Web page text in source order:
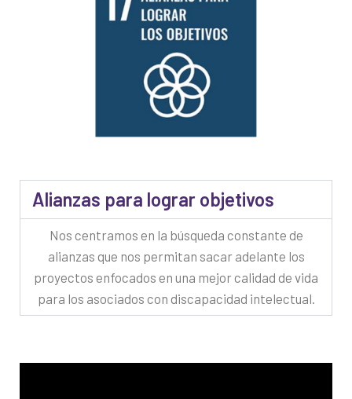
Alianzas para lograr objetivos
Nos centramos en la búsqueda constante de
alianzas que nos permitan sacar adelante los
proyectos enfocados en una mejor calidad de vida
para los asociados con discapacidad intelectual.